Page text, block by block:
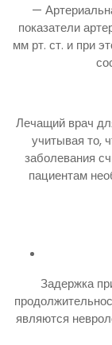
—
показатели
мм рт. ст. и при
Лечащий врач
учитывая то,
заболевания
пациентам
Задержка
являются